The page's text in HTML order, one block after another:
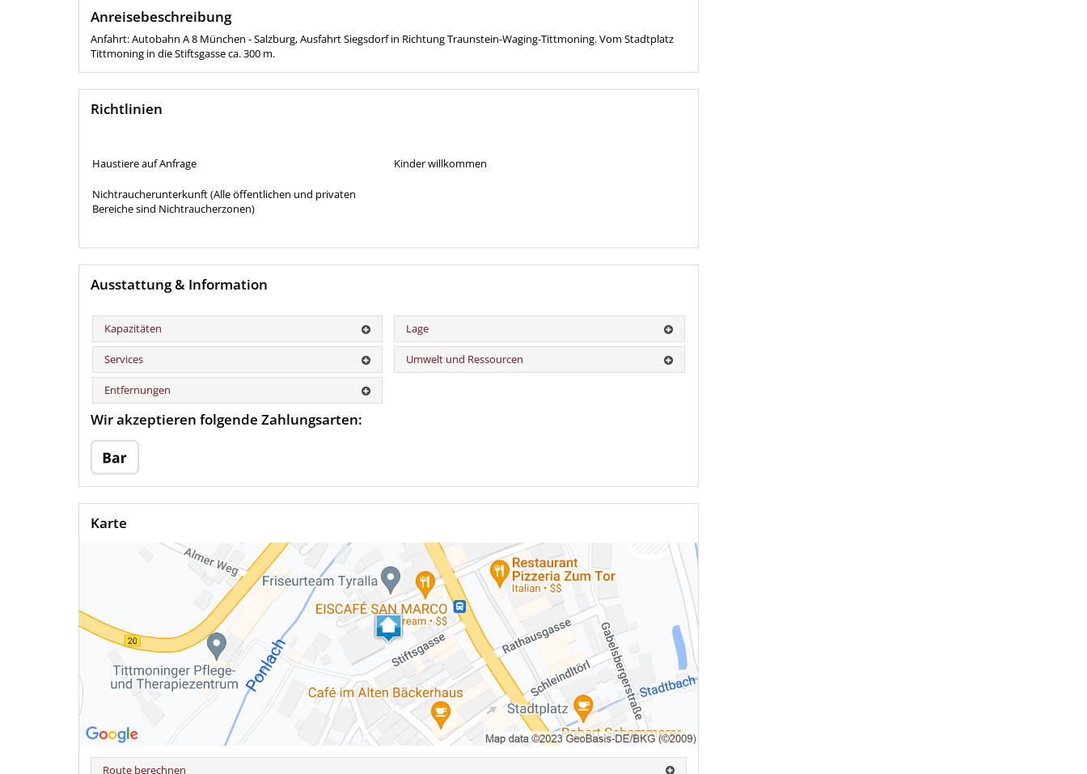
Anreisebeschreibung
Anfahrt: Autobahn A 8 München - Salzburg, Ausfahrt Siegsdorf in Richtung Traunstein-Waging-Tittmoning. Vom Stadtplatz
Tittmoning in die Stiftsgasse ca. 300 m.
Richtlinien
Haustiere auf Anfrage Kinder willkommen
Nichtraucherunterkunft (Alle öffentlichen und privaten
Bereiche sind Nichtraucherzonen)
Ausstattung & Information
Kapazitäten Lage
Services Umwelt und Ressourcen
Entfernungen
Wir akzeptieren folgende Zahlungsarten:
Karte
Route berechnen